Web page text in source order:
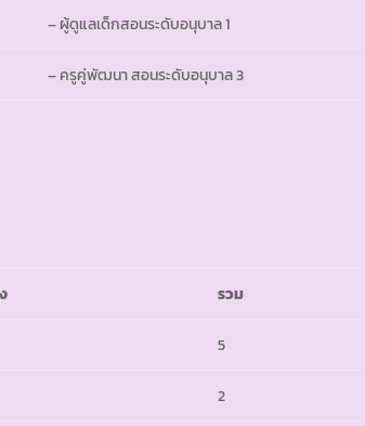
– ผู้ดูแลเด็กสอนระดับอนุบาล 1
– ครูคู่พัฒนา สอนระดับอนุบาล 3
รวม
5
2